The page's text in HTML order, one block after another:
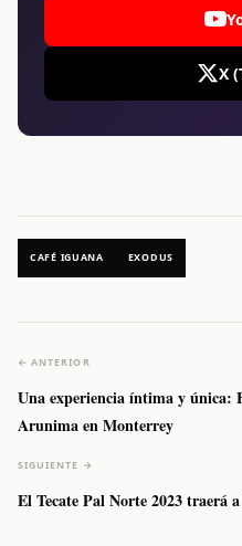
X
CAFÉ IGUANA EXODUS
← ANTERIOR
Una experiencia íntima y única:
Arunima en Monterrey
SIGUIENTE →
El Tecate Pal Norte 2023 traerá